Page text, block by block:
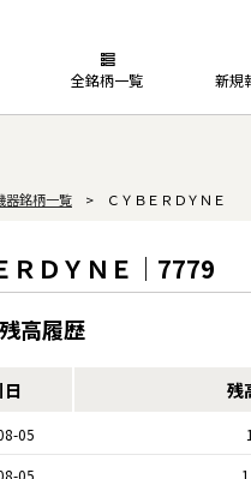
全銘柄一覧 新規
器銘柄一覧 > ＣＹＢＥＲＤＹＮＥ
ＲＤＹＮＥ｜7779
高履歴
残
05
05